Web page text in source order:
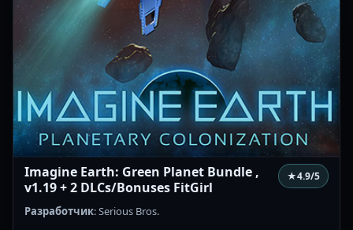
Imagine Earth: Green Planet Bundle ,
v1.19 + 2 DLCs/Bonuses FitGirl
★4.9/5
Разработчик: Serious Bros.